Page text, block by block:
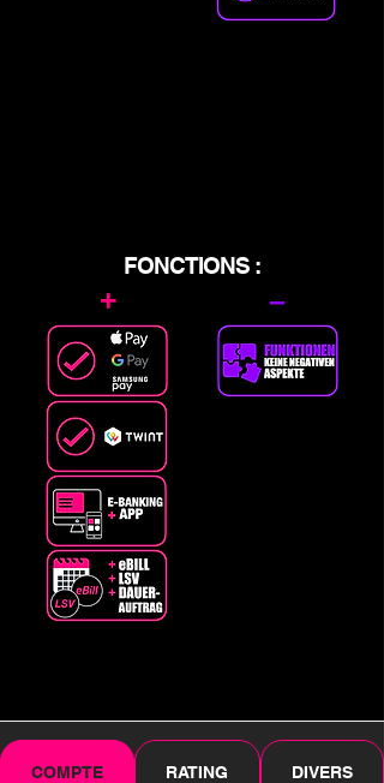
FONCTIONS :
+ –
COMPTE RATING DIVERS